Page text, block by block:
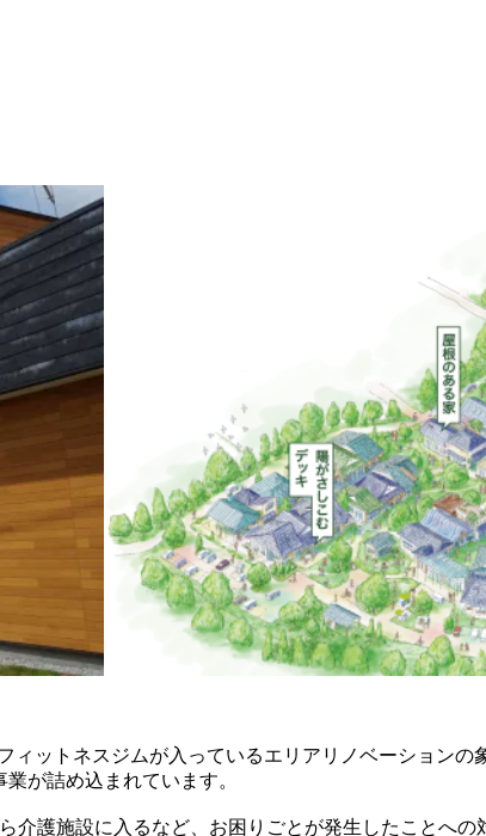
ットネスジムが入っているエリアリノベーションの
が詰め込まれています。
護施設に入るなど、お困りごとが発生したことへの